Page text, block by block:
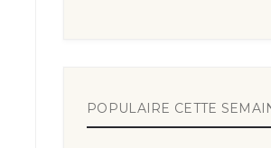
POPULAIRE CETTE